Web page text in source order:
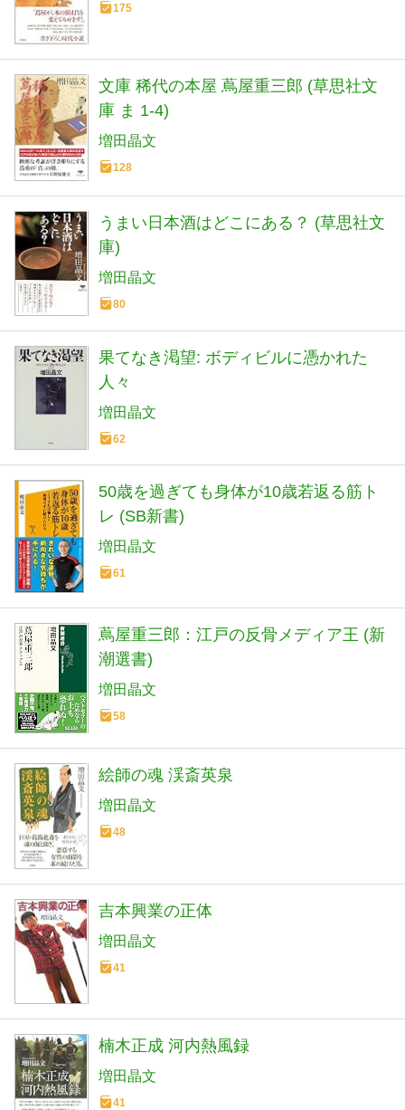
175
文庫 稀代の本屋 蔦屋重三郎 (草思社文
庫 ま 1-4)
増田晶文
128
うまい日本酒はどこにある？ (草思社文
庫)
増田晶文
80
果てなき渇望: ボディビルに憑かれた
人々
増田晶文
62
50歳を過ぎても身体が10歳若返る筋ト
レ (SB新書)
増田晶文
61
蔦屋重三郎：江戸の反骨メディア王 (新
潮選書)
増田晶文
58
絵師の魂 渓斎英泉
増田晶文
48
吉本興業の正体
増田晶文
41
楠木正成 河内熱風録
増田晶文
41